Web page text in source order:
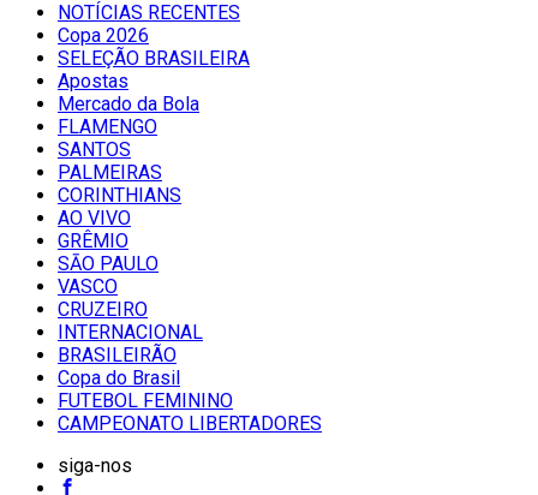
NOTÍCIAS RECENTES
Copa 2026
SELEÇÃO BRASILEIRA
Apostas
Mercado da Bola
FLAMENGO
SANTOS
PALMEIRAS
CORINTHIANS
AO VIVO
GRÊMIO
SĀO PAULO
VASCO
CRUZEIRO
INTERNACIONAL
BRASILEIRÃO
Copa do Brasil
FUTEBOL FEMININO
CAMPEONATO LIBERTADORES
siga-nos